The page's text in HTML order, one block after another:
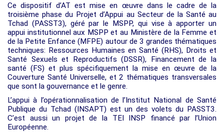
Ce dispositif d’AT est mise en œuvre dans le cadre de la
troisième phase du Projet d’Appui au Secteur de la Santé au
Tchad (PASST3), géré par le MSPP, qui vise à apporter un
appui institutionnel aux MSPP et au Ministère de la Femme et
de la Petite Enfance (MFPE) autour de 3 grandes thématiques
techniques: Ressources Humaines en Santé (RHS), Droits et
Santé Sexuels et Reproductifs (DSSR), Financement de la
santé (FS) et plus spécifiquement la mise en œuvre de la
Couverture Santé Universelle, et 2 thématiques transversales
que sont la gouvernance et le genre.
L’appui à l’opérationnalisation de l’Institut National de Santé
Publique du Tchad (INSAPT) est un des volets du PASST3.
C’est aussi un projet de la TEI INSP financé par l’Union
Européenne.